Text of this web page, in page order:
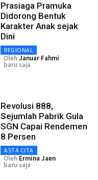
Prasiaga Pramuka
Didorong Bentuk
Karakter Anak sejak
Dini
REGIONAL
OlehJanuar Fahmi
baru saja
Revolusi 888,
Sejumlah Pabrik Gula
SGN Capai Rendemen
8 Persen
ASTA CITA
Oleh Ermina Jaen
baru saja